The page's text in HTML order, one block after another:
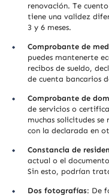
renovación. Te
tiene una validez
3 y 6 meses.
Comprobante de
puedes mantenerte
recibos de sueldo,
de cuenta bancarios
Comprobante de
de servicios o
muchas solicitudes
con la declarada en
Constancia de
actual o el
Sin esto, podrían
Dos fotografías: De